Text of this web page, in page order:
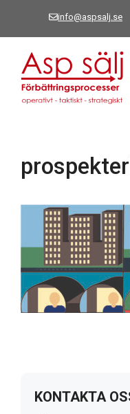
info@aspsalj.se
KONTAKTA